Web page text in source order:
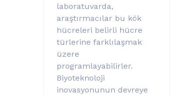
laboratuvarda,
araştırmacılar bu kök
hücreleri belirli hücre
türlerine farklılaşmak
üzere
programlayabilirler.
Biyoteknoloji
inovasyonunun devreye